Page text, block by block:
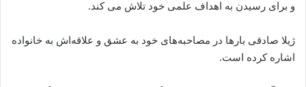
و برای رسیدن‌ به اهداف علمی خود تلاش می‌ کند.
ژیلا صادقی بارها در مصاحبه‌های خود به عشق و علاقه‌اش به خانواده
اشاره کرده است.